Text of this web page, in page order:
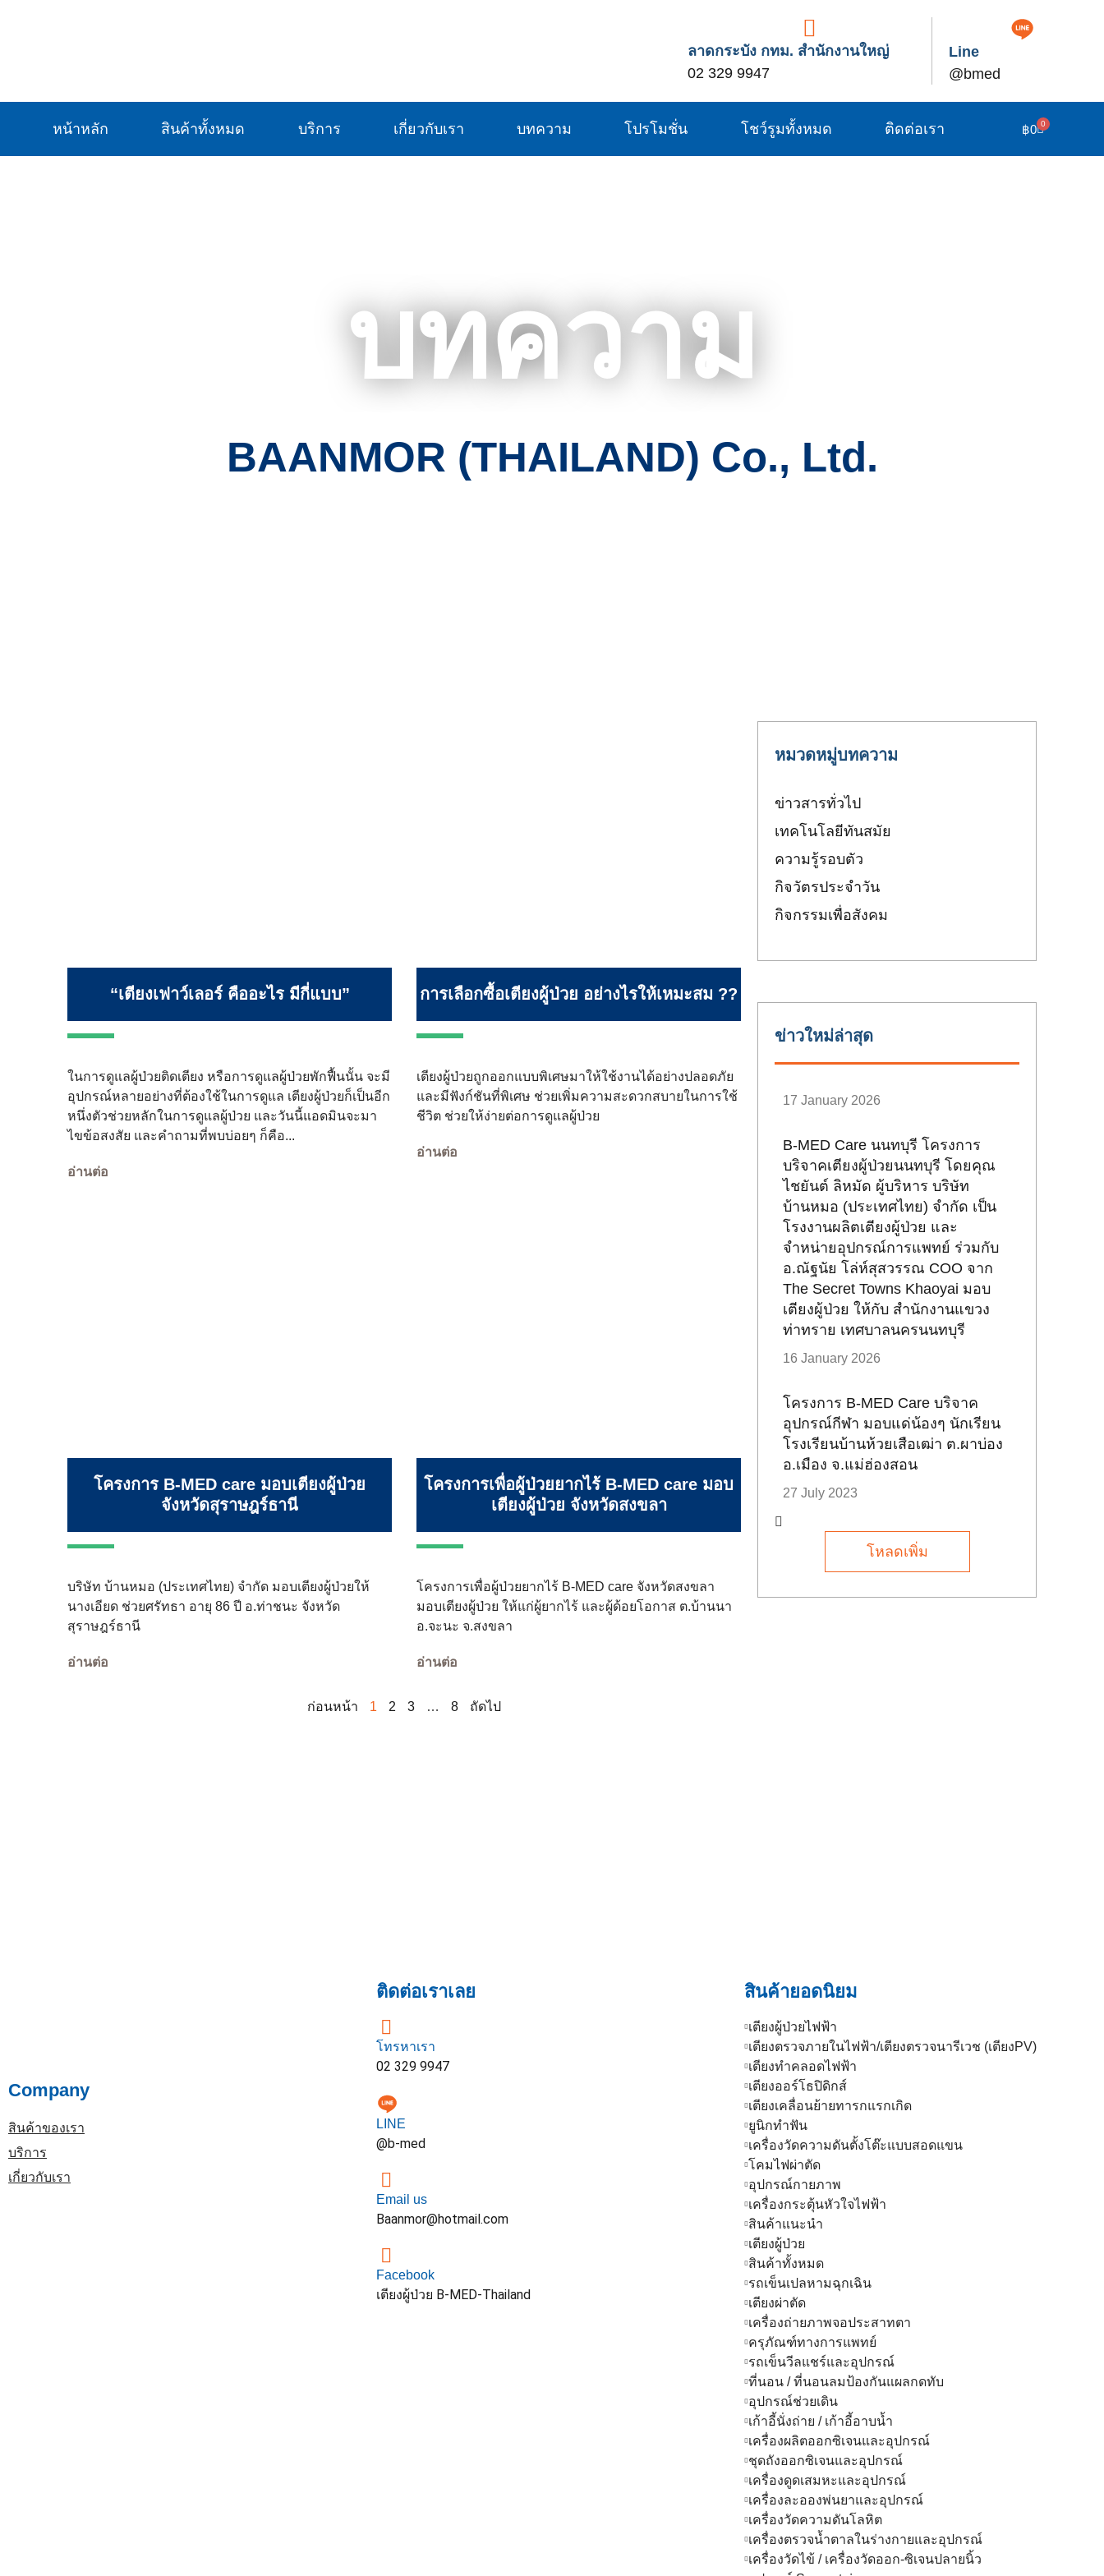
ลาดกระบัง กทม. สำนักงานใหญ่
02 329 9947
Line
@bmed
หน้าหลัก สินค้าทั้งหมด บริการ เกี่ยวกับเรา บทความ โปรโมชั่น โชว์รูมทั้งหมด ติดต่อเรา ฿0 0
บทความ
BAANMOR (THAILAND) Co., Ltd.
“เตียงเฟาว์เลอร์ คืออะไร มีกี่แบบ”
ในการดูแลผู้ป่วยติดเตียง หรือการดูแลผู้ป่วยพักฟื้นนั้น จะมี
อุปกรณ์หลายอย่างที่ต้องใช้ในการดูแล เตียงผู้ป่วยก็เป็นอีก
หนึ่งตัวช่วยหลักในการดูแลผู้ป่วย และวันนี้แอดมินจะมา
ไขข้อสงสัย และคำถามที่พบบ่อยๆ ก็คือ...
อ่านต่อ
การเลือกซื้อเตียงผู้ป่วย อย่างไรให้เหมะสม ??
เตียงผู้ป่วยถูกออกแบบพิเศษมาให้ใช้งานได้อย่างปลอดภัย
และมีฟังก์ชันที่พิเศษ ช่วยเพิ่มความสะดวกสบายในการใช้
ชีวิต ช่วยให้ง่ายต่อการดูแลผู้ป่วย
อ่านต่อ
โครงการ B-MED care มอบเตียงผู้ป่วย
จังหวัดสุราษฎร์ธานี
บริษัท บ้านหมอ (ประเทศไทย) จำกัด มอบเตียงผู้ป่วยให้
นางเอียด ช่วยศรัทธา อายุ 86 ปี อ.ท่าชนะ จังหวัด
สุราษฎร์ธานี
อ่านต่อ
โครงการเพื่อผู้ป่วยยากไร้ B-MED care มอบ
เตียงผู้ป่วย จังหวัดสงขลา
โครงการเพื่อผู้ป่วยยากไร้ B-MED care จังหวัดสงขลา
มอบเตียงผู้ป่วย ให้แก่ผู้ยากไร้ และผู้ด้อยโอกาส ต.บ้านนา
อ.จะนะ จ.สงขลา
อ่านต่อ
ก่อนหน้า 1 2 3 … 8 ถัดไป
หมวดหมู่บทความ
ข่าวสารทั่วไป
เทคโนโลยีทันสมัย
ความรู้รอบตัว
กิจวัตรประจำวัน
กิจกรรมเพื่อสังคม
ข่าวใหม่ล่าสุด
17 January 2026
B-MED Care นนทบุรี โครงการ
บริจาคเตียงผู้ป่วยนนทบุรี โดยคุณ
ไชยันต์ ลิหมัด ผู้บริหาร บริษัท
บ้านหมอ (ประเทศไทย) จำกัด เป็น
โรงงานผลิตเตียงผู้ป่วย และ
จำหน่ายอุปกรณ์การแพทย์ ร่วมกับ
อ.ณัฐนัย โล่ห์สุสวรรณ COO จาก
The Secret Towns Khaoyai มอบ
เตียงผู้ป่วย ให้กับ สำนักงานแขวง
ท่าทราย เทศบาลนครนนทบุรี
16 January 2026
โครงการ B-MED Care บริจาค
อุปกรณ์กีฬา มอบแด่น้องๆ นักเรียน
โรงเรียนบ้านห้วยเสือเฒ่า ต.ผาบ่อง
อ.เมือง จ.แม่ฮ่องสอน
27 July 2023
โหลดเพิ่ม
Company
สินค้าของเรา
บริการ
เกี่ยวกับเรา
ติดต่อเราเลย
โทรหาเรา
02 329 9947
LINE
@b-med
Email us
Baanmor@hotmail.com
Facebook
เตียงผู้ป่วย B-MED-Thailand
สินค้ายอดนิยม
เตียงผู้ป่วยไฟฟ้า
เตียงตรวจภายในไฟฟ้า/เตียงตรวจนารีเวช (เตียงPV)
เตียงทำคลอดไฟฟ้า
เตียงออร์โธปิดิกส์
เตียงเคลื่อนย้ายทารกแรกเกิด
ยูนิกทำฟัน
เครื่องวัดความดันตั้งโต๊ะแบบสอดแขน
โคมไฟผ่าตัด
อุปกรณ์กายภาพ
เครื่องกระตุ้นหัวใจไฟฟ้า
สินค้าแนะนำ
เตียงผู้ป่วย
สินค้าทั้งหมด
รถเข็นเปลหามฉุกเฉิน
เตียงผ่าตัด
เครื่องถ่ายภาพจอประสาทตา
ครุภัณฑ์ทางการแพทย์
รถเข็นวีลแชร์และอุปกรณ์
ที่นอน / ที่นอนลมป้องกันแผลกดทับ
อุปกรณ์ช่วยเดิน
เก้าอี้นั่งถ่าย / เก้าอี้อาบน้ำ
เครื่องผลิตออกซิเจนและอุปกรณ์
ชุดถังออกซิเจนและอุปกรณ์
เครื่องดูดเสมหะและอุปกรณ์
เครื่องละอองพ่นยาและอุปกรณ์
เครื่องวัดความดันโลหิต
เครื่องตรวจน้ำตาลในร่างกายและอุปกรณ์
เครื่องวัดไข้ / เครื่องวัดออก-ซิเจนปลายนิ้ว